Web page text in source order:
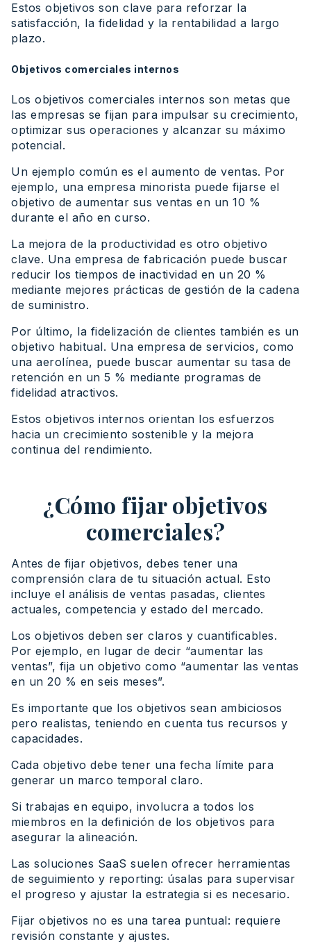
Estos objetivos son clave para reforzar la
satisfacción, la fidelidad y la rentabilidad a largo
plazo.
Objetivos comerciales internos
Los objetivos comerciales internos son metas que
las empresas se fijan para impulsar su crecimiento,
optimizar sus operaciones y alcanzar su máximo
potencial.
Un ejemplo común es el aumento de ventas. Por
ejemplo, una empresa minorista puede fijarse el
objetivo de aumentar sus ventas en un 10 %
durante el año en curso.
La mejora de la productividad es otro objetivo
clave. Una empresa de fabricación puede buscar
reducir los tiempos de inactividad en un 20 %
mediante mejores prácticas de gestión de la cadena
de suministro.
Por último, la fidelización de clientes también es un
objetivo habitual. Una empresa de servicios, como
una aerolínea, puede buscar aumentar su tasa de
retención en un 5 % mediante programas de
fidelidad atractivos.
Estos objetivos internos orientan los esfuerzos
hacia un crecimiento sostenible y la mejora
continua del rendimiento.
¿Cómo fijar objetivos
comerciales?
Antes de fijar objetivos, debes tener una
comprensión clara de tu situación actual. Esto
incluye el análisis de ventas pasadas, clientes
actuales, competencia y estado del mercado.
Los objetivos deben ser claros y cuantificables.
Por ejemplo, en lugar de decir “aumentar las
ventas”, fija un objetivo como “aumentar las ventas
en un 20 % en seis meses”.
Es importante que los objetivos sean ambiciosos
pero realistas, teniendo en cuenta tus recursos y
capacidades.
Cada objetivo debe tener una fecha límite para
generar un marco temporal claro.
Si trabajas en equipo, involucra a todos los
miembros en la definición de los objetivos para
asegurar la alineación.
Las soluciones SaaS suelen ofrecer herramientas
de seguimiento y reporting: úsalas para supervisar
el progreso y ajustar la estrategia si es necesario.
Fijar objetivos no es una tarea puntual: requiere
revisión constante y ajustes.